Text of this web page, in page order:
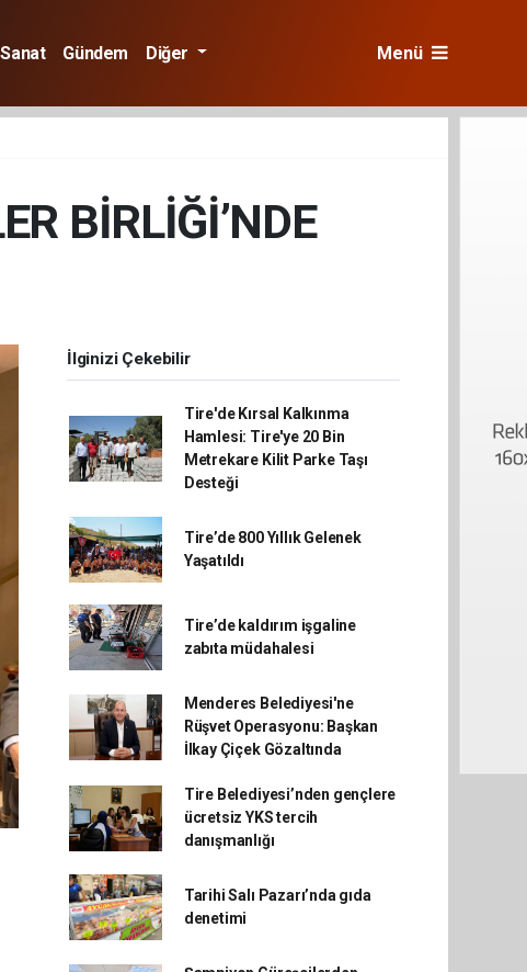
Gündem Diğer Menü
BİRLİĞİ’NDE
İlginizi Çekebilir
Tire'de Kırsal Kalkınma
Hamlesi: Tire'ye 20 Bin
Metrekare Kilit Parke Taşı
Desteği
Tire’de 800 Yıllık Gelenek
Yaşatıldı
Tire’de kaldırım işgaline
zabıta müdahalesi
Menderes Belediyesi'ne
Rüşvet Operasyonu: Başkan
İlkay Çiçek Gözaltında
Tire Belediyesi’nden gençlere
ücretsiz YKS tercih
danışmanlığı
Tarihi Salı Pazarı’nda gıda
denetimi